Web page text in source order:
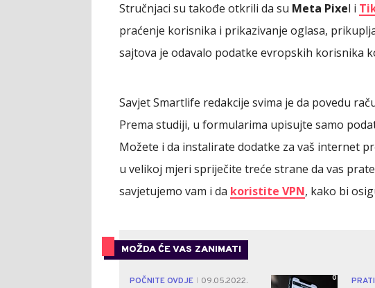
Stručnjaci su takođe otkrili da su Meta Pixel i
praćenje korisnika i prikazivanje oglasa,
sajtova je odavalo podatke evropskih korisnika
Savjet Smartlife redakcije svima je da povedu
Prema studiji, u formularima upisujte samo
Možete i da instalirate dodatke za vaš internet
u velikoj mjeri spriječite treće strane da vas
savjetujemo vam i da koristite VPN, kako bi
MOŽDA ĆE VAS ZANIMATI
POČNITE OVDJE
09.05.2022.
0